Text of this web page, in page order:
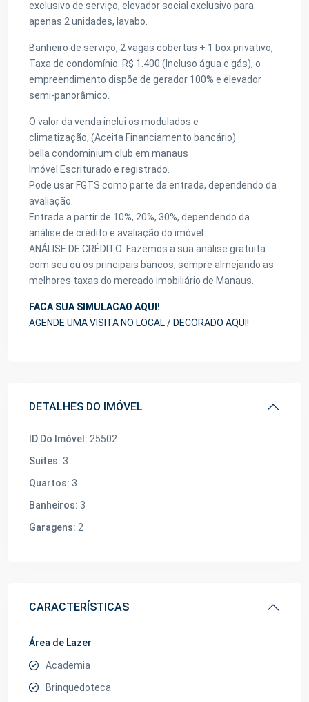
exclusivo de serviço, elevador social exclusivo para
apenas 2 unidades, lavabo.
Banheiro de serviço, 2 vagas cobertas + 1 box privativo,
Taxa de condomínio: R$ 1.400 (Incluso água e gás), o
empreendimento dispõe de gerador 100% e elevador
semi-panorâmico.
O valor da venda inclui os modulados e
climatização, (Aceita Financiamento bancário)
bella condominium club em manaus
Imóvel Escriturado e registrado.
Pode usar FGTS como parte da entrada, dependendo da
avaliação.
Entrada a partir de 10%, 20%, 30%, dependendo da
análise de crédito e avaliação do imóvel.
ANÁLISE DE CRÉDITO: Fazemos a sua análise gratuita
com seu ou os principais bancos, sempre almejando as
melhores taxas do mercado imobiliário de Manaus.
FACA SUA SIMULACAO AQUI!
AGENDE UMA VISITA NO LOCAL / DECORADO AQUI!
DETALHES DO IMÓVEL
ID Do Imóvel: 25502
Suites: 3
Quartos: 3
Banheiros: 3
Garagens: 2
CARACTERÍSTICAS
Área de Lazer
Academia
Brinquedoteca